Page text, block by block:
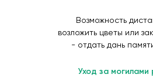
Возможность
возложить цветы или
- отдать дань
Уход за могилами